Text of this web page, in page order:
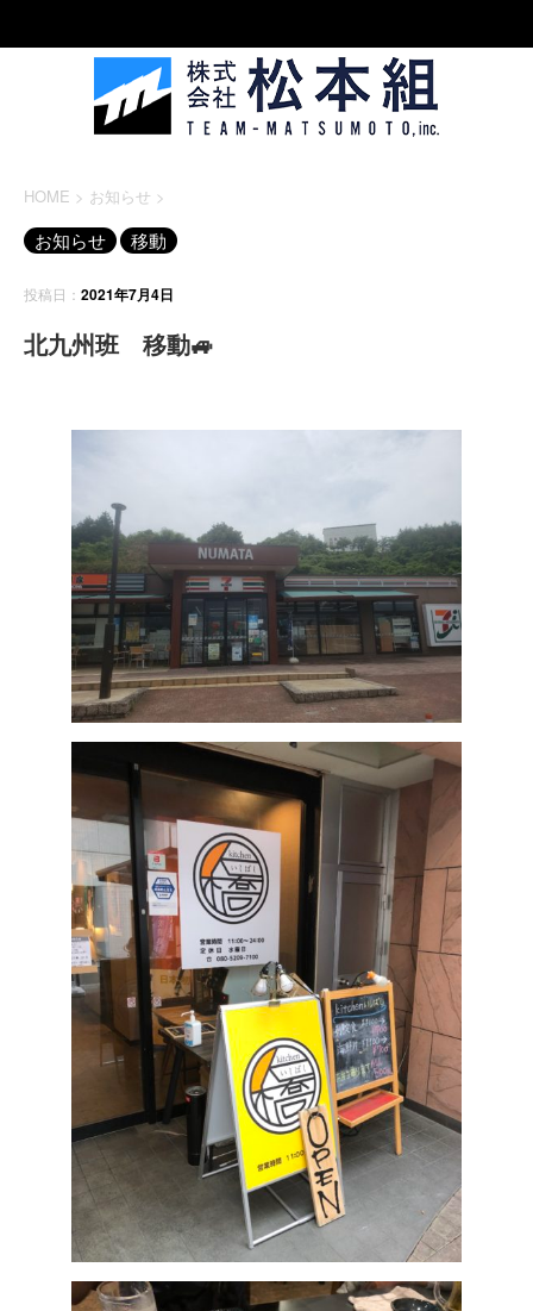
HOME > お知らせ >
お知らせ 移動
投稿日： 2021年7月4日
北九州班 移動🚙